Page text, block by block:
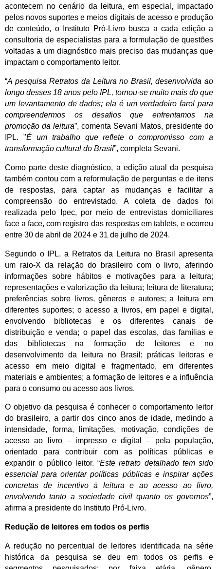
acontecem no cenário da leitura, em especial, impactado
pelos novos suportes e meios digitais de acesso e produção
de conteúdo, o Instituto Pró-Livro busca a cada edição a
consultoria de especialistas para a formulação de questões
voltadas a um diagnóstico mais preciso das mudanças que
impactam o comportamento leitor.
“A pesquisa Retratos da Leitura no Brasil, desenvolvida ao
longo desses 18 anos pelo IPL, tornou-se muito mais do que
um levantamento de dados; ela é um verdadeiro farol para
compreendermos os desafios que enfrentamos na
promoção da leitura”, comenta Sevani Matos, presidente do
IPL. "É um trabalho que reflete o compromisso com a
transformação cultural do Brasil”, completa Sevani.
Como parte deste diagnóstico, a edição atual da pesquisa
também contou com a reformulação de perguntas e de itens
de respostas, para captar as mudanças e facilitar a
compreensão do entrevistado. A coleta de dados foi
realizada pelo Ipec, por meio de entrevistas domiciliares
face a face, com registro das respostas em tablets, e ocorreu
entre 30 de abril de 2024 e 31 de julho de 2024.
Segundo o IPL, a Retratos da Leitura no Brasil apresenta
um raio-X da relação do brasileiro com o livro, aferindo
informações sobre hábitos e motivações para a leitura;
representações e valorização da leitura; leitura de literatura;
preferências sobre livros, gêneros e autores; a leitura em
diferentes suportes; o acesso a livros, em papel e digital,
envolvendo bibliotecas e os diferentes canais de
distribuição e venda; o papel das escolas, das famílias e
das bibliotecas na formação de leitores e no
desenvolvimento da leitura no Brasil; práticas leitoras e
acesso em meio digital e fragmentado, em diferentes
materiais e ambientes; a formação de leitores e a influência
para o consumo ou acesso aos livros.
O objetivo da pesquisa é conhecer o comportamento leitor
do brasileiro, a partir dos cinco anos de idade, medindo a
intensidade, forma, limitações, motivação, condições de
acesso ao livro – impresso e digital – pela população,
orientado para contribuir com as políticas públicas e
expandir o público leitor. “Este retrato detalhado tem sido
essencial para orientar políticas públicas e inspirar ações
concretas de incentivo à leitura e ao acesso ao livro,
envolvendo tanto a sociedade civil quanto os governos”,
afirma a presidente do Instituto Pró-Livro.
Redução de leitores em todos os perfis
A redução no percentual de leitores identificada na série
histórica da pesquisa se deu em todos os perfis e